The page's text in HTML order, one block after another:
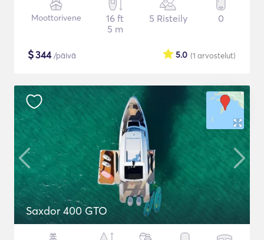
Moottorivene
16 ft
5 m
5 Risteily 0
$344/päivä (1 arvostelut)
5.0
Saxdor 400 GTO